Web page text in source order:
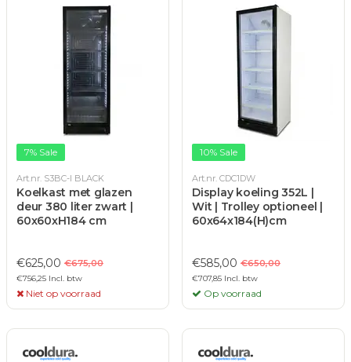
7% Sale
Art.nr. S3BC-I BLACK
Koelkast met glazen
deur 380 liter zwart |
60x60xH184 cm
€625,00 €675,00
€756,25 Incl. btw
Niet op voorraad
10% Sale
Art.nr. CDC1DW
Display koeling 352L |
Wit | Trolley optioneel |
60x64x184(H)cm
€585,00 €650,00
€707,85 Incl. btw
Op voorraad